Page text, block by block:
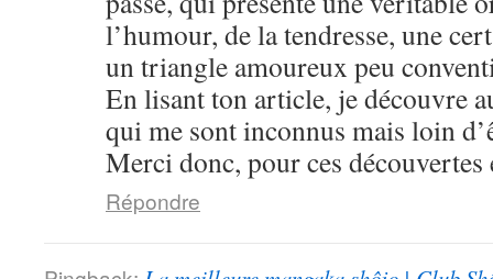
l’humour, de la tendresse, une
un triangle amoureux peu
En lisant ton article, je découvre
qui me sont inconnus mais loin
Merci donc, pour ces
Répondre